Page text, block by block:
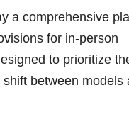
a comprehensive
for in-person
to prioritize
between models